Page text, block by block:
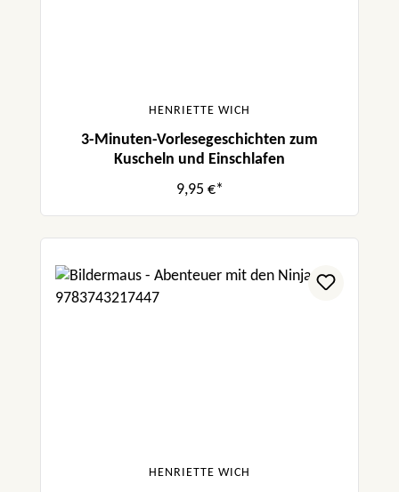
HENRIETTE WICH
3-Minuten-Vorlesegeschichten zum
Kuscheln und Einschlafen
9,95 €*
HENRIETTE WICH